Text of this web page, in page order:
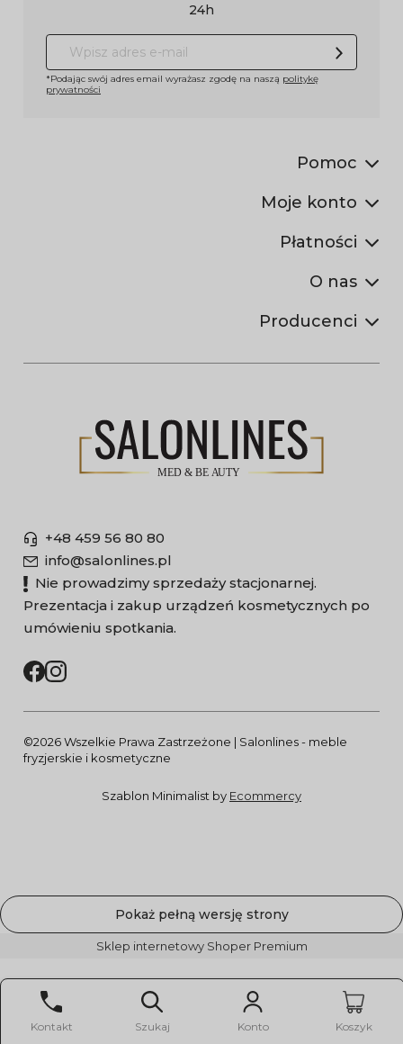
24h
*Podając swój adres email wyrażasz zgodę na naszą politykę
prywatności
Pomoc
Moje konto
Płatności
O nas
Producenci
+48 459 56 80 80
info@salonlines.pl
Nie prowadzimy sprzedaży stacjonarnej.
Prezentacja i zakup urządzeń kosmetycznych po
umówieniu spotkania.
Kontakt Szukaj Konto Koszyk
©2026 Wszelkie Prawa Zastrzeżone | Salonlines - meble
fryzjerskie i kosmetyczne
Szablon Minimalist by Ecommercy
Pokaż pełną wersję strony
Sklep internetowy Shoper Premium